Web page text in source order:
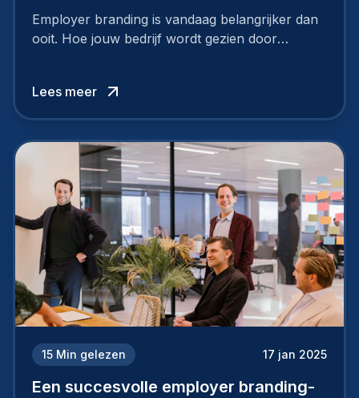
Employer branding is vandaag belangrijker dan
ooit. Hoe jouw bedrijf wordt gezien door
Lees meer
15 Min gelezen 17 jan 2025
Een succesvolle employer branding-